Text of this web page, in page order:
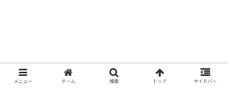
メニュー ホーム 検索 トップ サイドバー